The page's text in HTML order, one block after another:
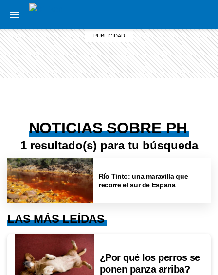
NOTICIAS SOBRE PH
1 resultado(s) para tu búsqueda
Río Tinto: una maravilla que
recorre el sur de España
LAS MÁS LEÍDAS
¿Por qué los perros se
ponen panza arriba?